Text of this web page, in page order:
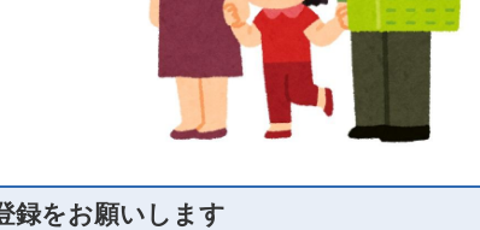
録をお願いします